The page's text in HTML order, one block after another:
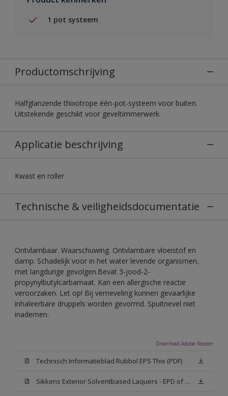
1 pot systeem
Productomschrijving
Halfglanzende thixotrope één-pot-systeem voor buiten.
Uitstekende geschikt voor geveltimmerwerk.
Applicatie beschrijving
Kwast en roller
Technische & veiligheidsdocumentatie
Ontvlambaar. Waarschuwing. Ontvlambare vloeistof en
damp. Schadelijk voor in het water levende organismen,
met langdurige gevolgen.Bevat 3-jood-2-
propynylbutylcarbamaat. Kan een allergische reactie
veroorzaken. Let op! Bij verneveling kunnen gevaarlijke
inhaleerbare druppels worden gevormd. Spuitnevel niet
inademen.
Download Adobe Reader
Technisch Informatieblad Rubbol EPS Thix (PDF)
Sikkens Exterior Solventbased Laquers - EPD of Milieuproductverklaring